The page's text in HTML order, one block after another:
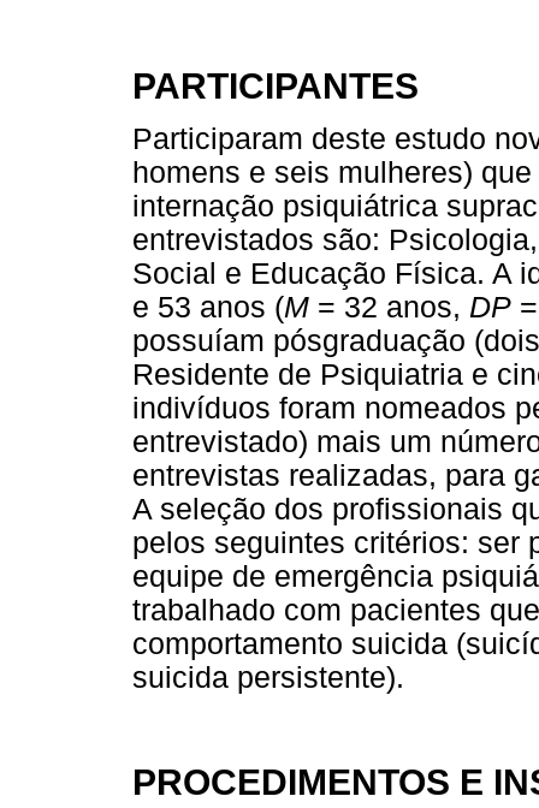
PARTICIPANTES
Participaram deste estudo
homens e seis mulheres)
internação psiquiátrica
entrevistados são:
Social e Educação Física. A
e 53 anos (M = 32 anos, DP
possuíam pósgraduação
Residente de Psiquiatria e
indivíduos foram nomeados
entrevistado) mais um
entrevistas realizadas, para
A seleção dos profissionais
pelos seguintes critérios: ser
equipe de emergência
trabalhado com pacientes
comportamento suicida
suicida persistente).
PROCEDIMENTOS E